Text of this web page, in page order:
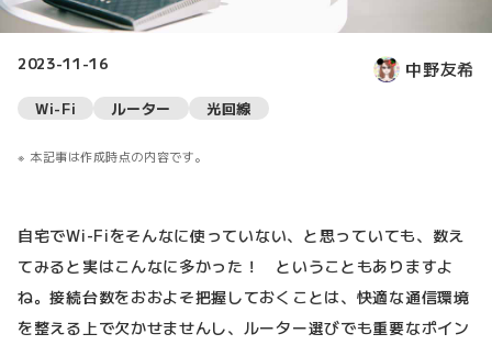
2023-11-16 中野友希
Wi-Fi ルーター 光回線
本記事は作成時点の内容です。
自宅でWi-Fiをそんなに使っていない、と思っていても、数え
てみると実はこんなに多かった！ ということもありますよ
ね。接続台数をおおよそ把握しておくことは、快適な通信環境
を整える上で欠かせませんし、ルーター選びでも重要なポイン